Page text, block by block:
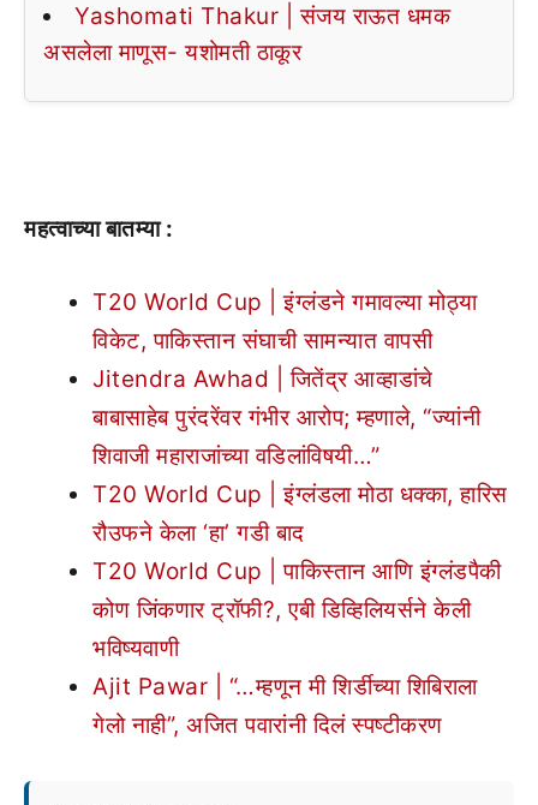
Yashomati Thakur | संजय राऊत धमक
असलेला माणूस- यशोमती ठाकूर
महत्वाच्या बातम्या :
T20 World Cup | इंग्लंडने गमावल्या मोठ्या
विकेट, पाकिस्तान संघाची सामन्यात वापसी
Jitendra Awhad | जितेंद्र आव्हाडांचे
बाबासाहेब पुरंदरेंवर गंभीर आरोप; म्हणाले, “ज्यांनी
शिवाजी महाराजांच्या वडिलांविषयी…”
T20 World Cup | इंग्लंडला मोठा धक्का, हारिस
रौउफने केला ‘हा’ गडी बाद
T20 World Cup | पाकिस्तान आणि इंग्लंडपैकी
कोण जिंकणार ट्रॉफी?, एबी डिव्हिलियर्सने केली
भविष्यवाणी
Ajit Pawar | “…म्हणून मी शिर्डीच्या शिबिराला
गेलो नाही”, अजित पवारांनी दिलं स्पष्टीकरण